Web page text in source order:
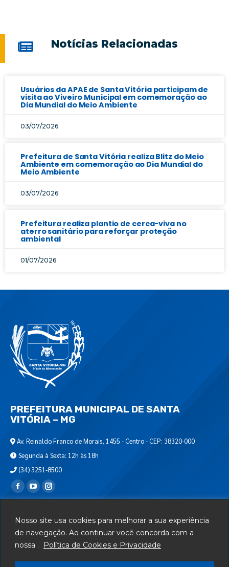
Nosso site usa cookies para melhorar a sua experiência
de navegação. Ao continuar você concorda com a
nossa .
Política de Cookies e Privacidade
Notícias Relacionadas
Usuários da APAE de Santa Vitória participam de
visita ao Viveiro Municipal em comemoração ao
Dia Mundial do Meio Ambiente
03/07/2026
Prefeitura de Santa Vitória realiza Blitz do Meio
Ambiente em comemoração ao Dia Mundial do
Meio Ambiente
03/07/2026
Prefeitura realiza plantio de cerca-viva no
aterro sanitário para reforçar proteção
ambiental
01/07/2026
PREFEITURA MUNICIPAL DE SANTA
VITÓRIA – MG
Av. Reinaldo Franco de Morais, 1455 - Centro - CEP: 38320-000
Segunda à Sexta: 12h às 18h
(34) 3251-8500
Encontre-nos em:
Departamento de T.I.
Serviços